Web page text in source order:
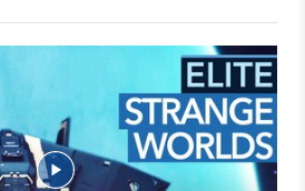
hat man auf einem Gebiet, wo
neue Spiele entstehen, weniger
herrscht ein hohes Risiko: Wird
finden? Und kann man mit Spielen
noch Geld machen? In dieser
Tomas Sala, weshalb er